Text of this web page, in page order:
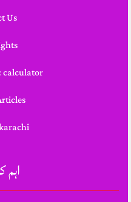
Us
calculator
اہم